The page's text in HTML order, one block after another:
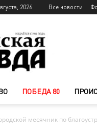
2026 Все новости
ПОБЕДА 80
месячник по